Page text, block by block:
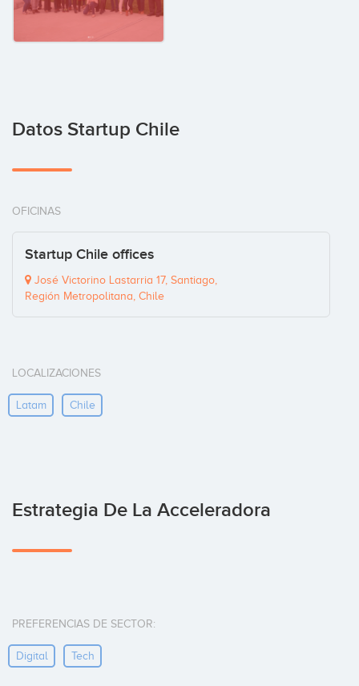
Datos Startup Chile
OFICINAS
Startup Chile offices
José Victorino Lastarria 17, Santiago,
Región Metropolitana, Chile
LOCALIZACIONES
Latam Chile
Estrategia De La Acceleradora
PREFERENCIAS DE SECTOR:
Digital Tech